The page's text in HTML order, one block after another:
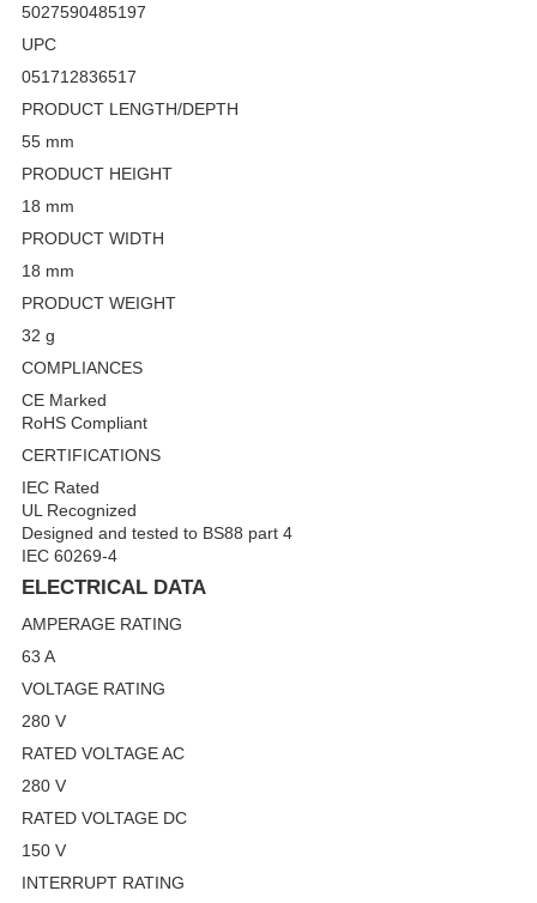
5027590485197
UPC
051712836517
PRODUCT LENGTH/DEPTH
55 mm
PRODUCT HEIGHT
18 mm
PRODUCT WIDTH
18 mm
PRODUCT WEIGHT
32 g
COMPLIANCES
CE Marked
RoHS Compliant
CERTIFICATIONS
IEC Rated
UL Recognized
Designed and tested to BS88 part 4
IEC 60269-4
ELECTRICAL DATA
AMPERAGE RATING
63 A
VOLTAGE RATING
280 V
RATED VOLTAGE AC
280 V
RATED VOLTAGE DC
150 V
INTERRUPT RATING